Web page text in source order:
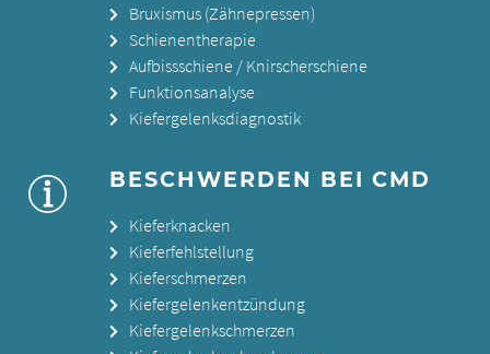
Bruxismus (Zähnepressen)
Schienentherapie
Aufbissschiene / Knirscherschiene
Funktionsanalyse
Kiefergelenksdiagnostik
BESCHWERDEN BEI CMD
Kieferknacken
Kieferfehlstellung
Kieferschmerzen
Kiefergelenkentzündung
Kiefergelenkschmerzen